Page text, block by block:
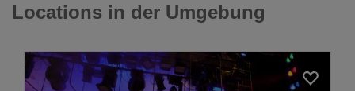
Locations in der Umgebung